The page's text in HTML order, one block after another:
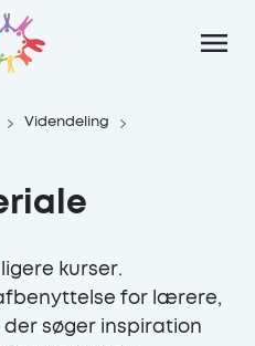
Videndeling
kurser.
for lærere,
søger inspiration